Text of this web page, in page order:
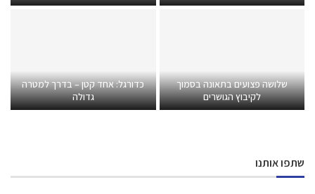
שלושה פצועים בתאונה בסמוך
לקיבוץ הגושרים
כדורגל: אחד קטן – בדרך למטרה
גדולה
שתפו אותנו